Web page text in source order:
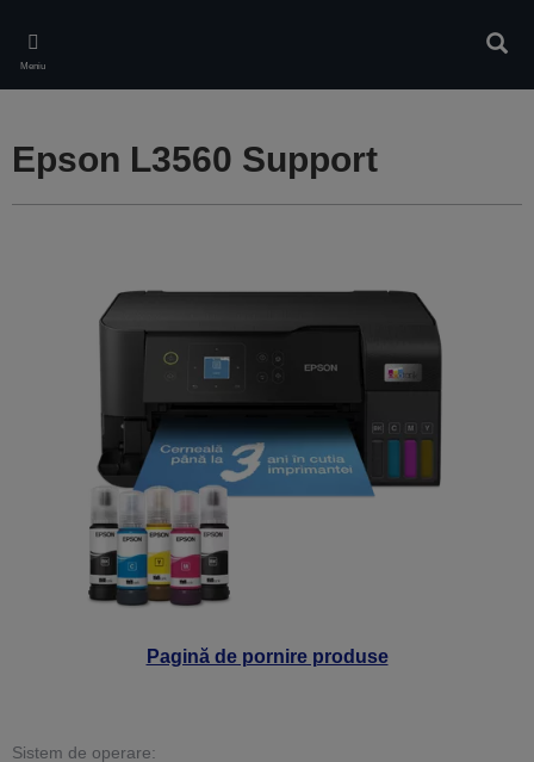
main
content
Meniu
Pagină de pornire produse
Epson L3560 Support
Sistem de operare: